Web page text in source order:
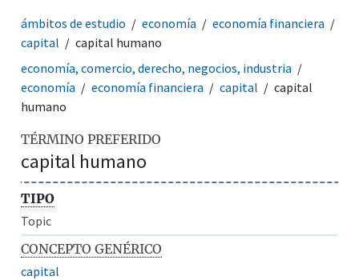
ámbitos de estudio economía
economía financiera
capital
capital humano
economía, comercio, derecho, negocios, industria
economía
economía financiera capital
capital
humano
TÉRMINO PREFERIDO
capital humano
TIPO
Topic
CONCEPTO GENÉRICO
capital